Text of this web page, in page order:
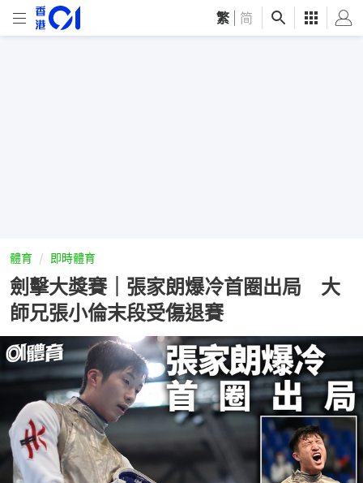
繁 简
體育 即時體育
劍擊大獎賽｜張家朗爆冷首圈出局 大
師兄張小倫末段受傷退賽